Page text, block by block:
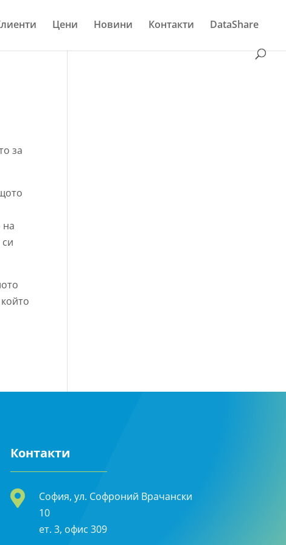
Цени Новини Контакти DataShare
за
на
Контакти

София, ул. Софроний Врачански
10
ет. 3, офис 309